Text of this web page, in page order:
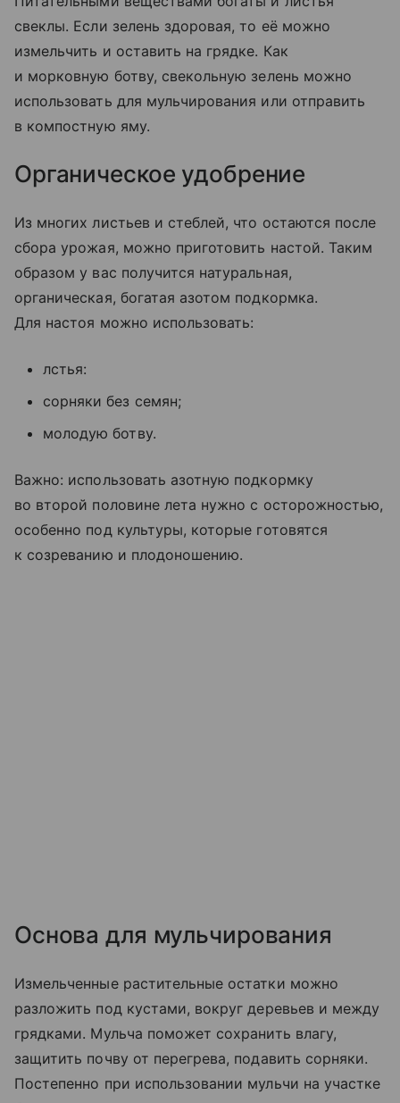
свеклы. Если зелень здоровая, то её можно
измельчить и оставить на грядке. Как
и морковную ботву, свекольную зелень можно
использовать для мульчирования или отправить
в компостную яму.
Органическое удобрение
Из многих листьев и стеблей, что остаются после
сбора урожая, можно приготовить настой. Таким
образом у вас получится натуральная,
органическая, богатая азотом подкормка.
Для настоя можно использовать:
лстья:
сорняки без семян;
молодую ботву.
Важно: использовать азотную подкормку
во второй половине лета нужно с осторожностью,
особенно под культуры, которые готовятся
к созреванию и плодоношению.
Основа для мульчирования
Измельченные растительные остатки можно
разложить под кустами, вокруг деревьев и между
грядками. Мульча поможет сохранить влагу,
защитить почву от перегрева, подавить сорняки.
Постепенно при использовании мульчи на участке